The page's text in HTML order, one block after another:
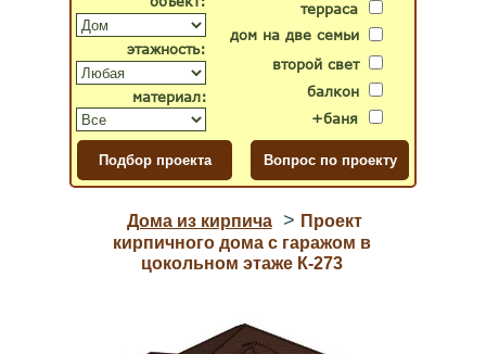
второй свет
дом на две семьи
терраса
балкон
+баня
материал:
этажность:
Дома из кирпича > Проект
кирпичного дома с гаражом в
цокольном этаже К-273